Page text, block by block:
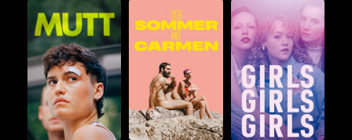
Schauen Sie
ab$5.90
Schauen Sie
ab$5.90